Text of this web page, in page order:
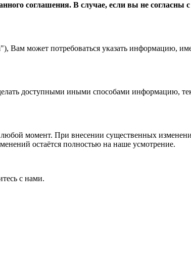
соглашения. В случае, если вы не
Вам может потребоваться указать информацию,
доступными иными способами информацию,
момент. При внесении существенных
остаётся полностью на наше усмотрение.
с нами.